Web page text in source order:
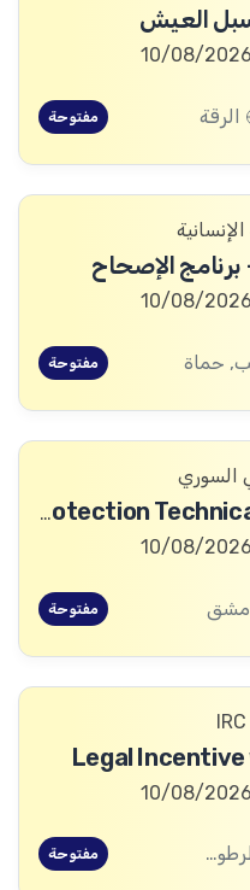
العيش
الرقة مفتوحة
الإصحاح
حماة مفتوحة
السوري
Community Services and Protection Technical Coordinator
مفتوحة
Legal
حلب, دمشق, طرطوس, ريف دمشق, ديرالزور, درعا, السويداء, إدلب, القنيطرة, اللاذقية, الرقة, حمص, الحسكة, حماة مفتوحة